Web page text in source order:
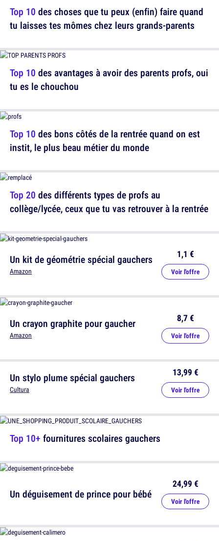
Top 10 des choses que tu peux (enfin) faire quand
tu laisses tes mômes chez leurs grands-parents
Top 10 des bons côtés de la rentrée quand on est
instit, le plus beau métier du monde
Un kit de géométrie spécial gauchers
Amazon
1,1 €
Voir l'offre
Un stylo plume spécial gauchers
Cultura
13,99 €
Voir l'offre
Un déguisement de prince pour bébé
24,99 €
Voir l'offre
Top 10 des avantages à avoir des parents profs, oui
tu es le chouchou
Top 20 des différents types de profs au
collège/lycée, ceux que tu vas retrouver à la rentrée
Un crayon graphite pour gaucher
Amazon
8,7 €
Voir l'offre
Top 10+ fournitures scolaires gauchers